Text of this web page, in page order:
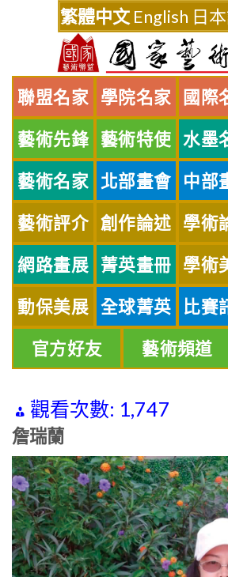
繁體中文 English 日
聯盟名家 學院名家 國際
藝術先鋒 藝術特使 水墨
藝術名家 北部畫會 中部
藝術評介 創作論述 學術
網路畫展 菁英畫冊 學術
動保美展 全球菁英 比賽
官方好友 藝術頻道
觀看次數: 1,747
詹瑞蘭